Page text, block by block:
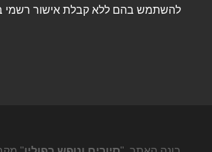
להשתמש בהם ללא קבלת אישור רשמי